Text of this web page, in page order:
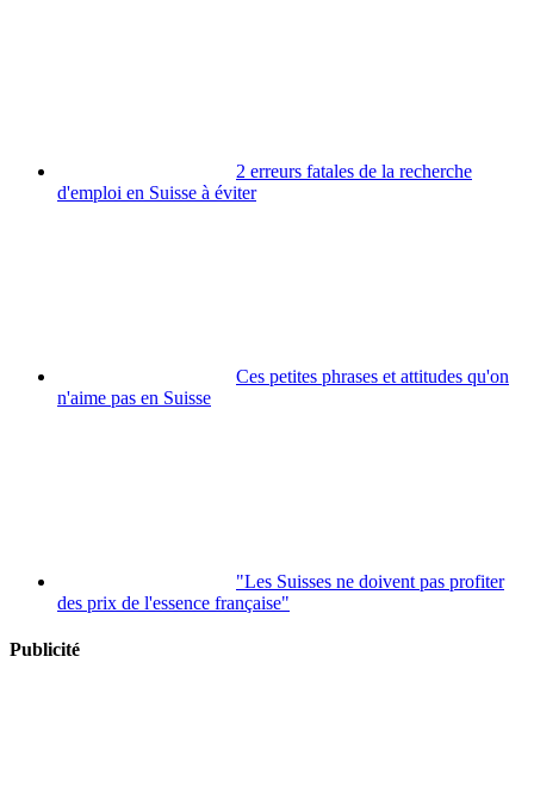
2 erreurs fatales de la recherche
d'emploi en Suisse à éviter
Ces petites phrases et attitudes qu'on
n'aime pas en Suisse
"Les Suisses ne doivent pas profiter
des prix de l'essence française"
Publicité